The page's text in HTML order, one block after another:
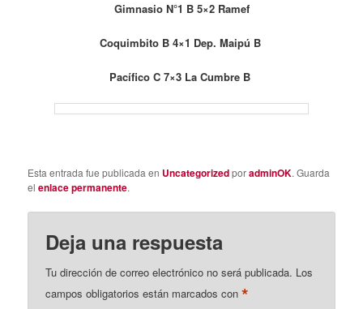
Gimnasio N°1 B 5×2 Ramef
Coquimbito B 4×1 Dep. Maipú B
Pacífico C 7×3 La Cumbre B
Esta entrada fue publicada en UncategorizedporadminOK. Guarda
elenlace permanente.
Deja una respuesta
Tu dirección de correo electrónico no será publicada. Los
campos obligatorios están marcados con*